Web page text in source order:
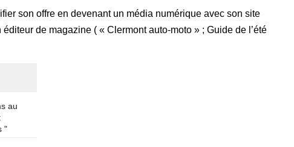
son offre en devenant un média numérique avec son site
de magazine ( « Clermont auto-moto » ; Guide de l’été
au
"